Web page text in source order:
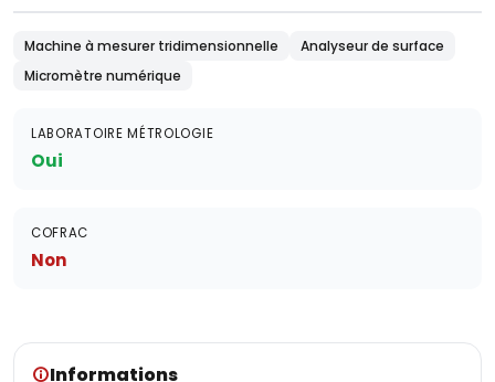
Machine à mesurer tridimensionnelle
Analyseur de surface
Micromètre numérique
LABORATOIRE MÉTROLOGIE
Oui
COFRAC
Non
Informations